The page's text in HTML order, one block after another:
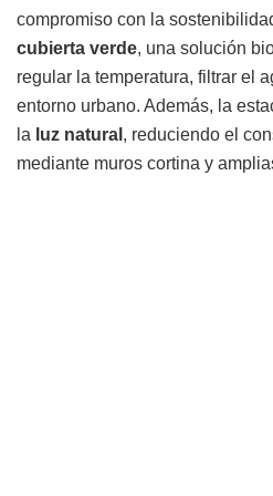
compromiso con la
cubierta verde, una solución
regular la temperatura, filtrar el
entorno urbano. Además, la
la luz natural , reduciendo el
mediante muros cortina y